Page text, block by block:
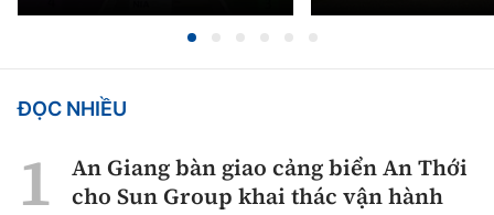
ĐỌC NHIỀU
An Giang bàn giao cảng biển An Thới
cho Sun Group khai thác vận hành